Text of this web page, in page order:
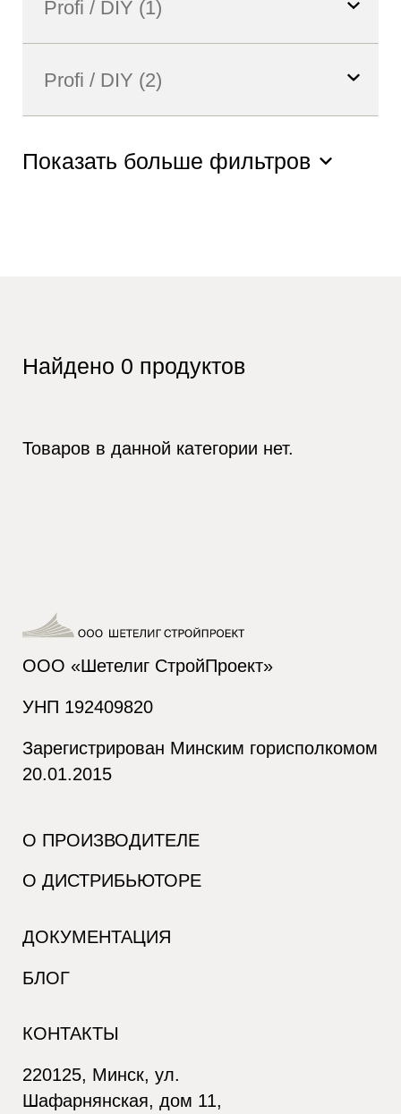
Показать больше фильтров
Найдено 0 продуктов
Товаров в данной категории нет.
ООО «Шетелиг СтройПроект»
УНП 192409820
Зарегистрирован Минским горисполкомом
20.01.2015
О ПРОИЗВОДИТЕЛЕ
О ДИСТРИБЬЮТОРЕ
ДОКУМЕНТАЦИЯ
БЛОГ
КОНТАКТЫ
220125, Минск, ул.
Шафарнянская, дом 11,